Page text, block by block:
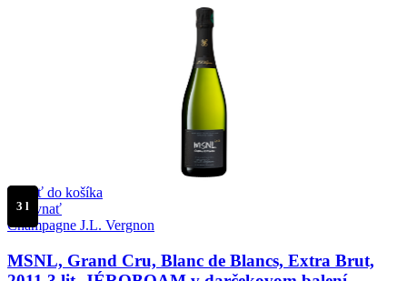
Pridať do košíka
Porovnať
Champagne J.L. Vergnon
MSNL, Grand Cru, Blanc de Blancs, Extra Brut,
3 l